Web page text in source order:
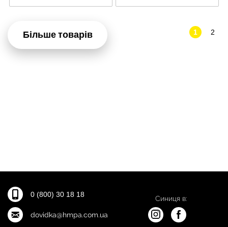
Більше товарів 1 2
0 (800) 30 18 18
dovidka@hmpa.com.ua
Синиця в: